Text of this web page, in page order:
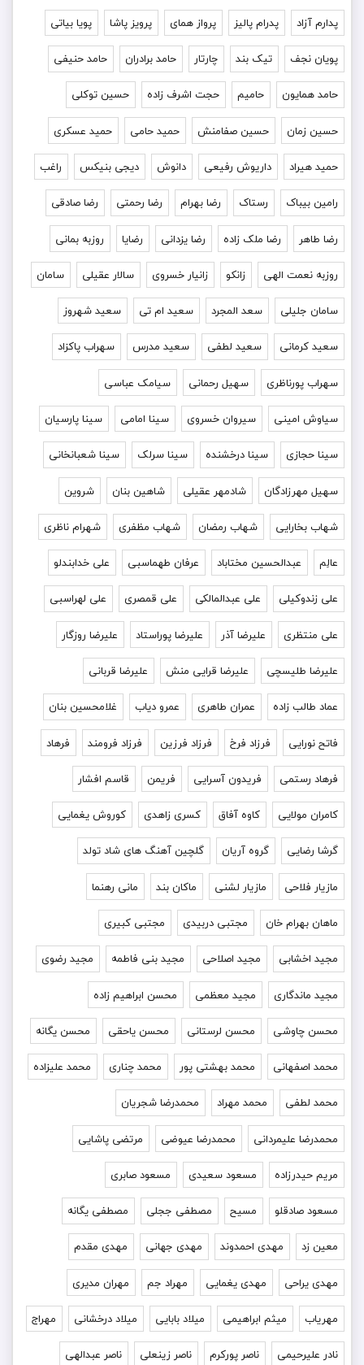
پدارم آزاد پدرام پالیز پرواز همای پرویز پاشا پویا بیاتی
پویان نجف تیک بند چارتار حامد برادران حامد حنیفی
حامد همایون حامیم حجت اشرف زاده حسین توکلی
حسین زمان حسین صفامنش حمید حامی حمید عسکری
حمید هیراد داریوش رفیعی دانوش دیجی بنیکس راغب
رامین بیباک رستاک رضا بهرام رضا رحمتی رضا صادقی
رضا طاهر رضا ملک زاده رضا یزدانی رضایا روزبه بمانى
روزبه نعمت الهی زانکو زانیار خسروی سالار عقیلی سامان
سامان جلیلی سعد المجرد سعید ام تی سعید شهروز
سعید کرمانی سعید لطفی سعید مدرس سهراب پاکزاد
سهراب پورناظری سهیل رحمانی سیامک عباسی
سیاوش امینی سیروان خسروی سینا امامی سینا پارسیان
سینا حجازی سینا درخشنده سینا سرلک سینا شعبانخانی
سهیل مهرزادگان شادمهر عقیلی شاهین بنان شروین
شهاب بخارایی شهاب رمضان شهاب مظفری شهرام ناظری
عالِم عبدالحسین مختاباد عرفان طهماسبی علی خدابندلو
علی زندوکیلی علی عبدالمالکی علی قمصری علی لهراسبی
علی منتظری علیرضا آذر علیرضا پوراستاد علیرضا روزگار
علیرضا طلیسچی علیرضا قرایی منش علیرضا قربانی
عماد طالب زاده عمران طاهری عمرو دیاب غلامحسین بنان
فاتح نورایی فرزاد فرخ فرزاد فرزین فرزاد فرومند فرهاد
فرهاد رستمی فریدون آسرایی فریمن قاسم افشار
کامران مولایی کاوه آفاق کسری زاهدی کوروش یغمایی
گرشا رضایی گروه آریان گلچین آهنگ های شاد تولد
مازیار فلاحی مازیار لشنی ماکان بند مانی رهنما
ماهان بهرام خان مجتبی دربیدی مجتبی کبیری
مجید اخشابی مجید اصلاحی مجید بنی فاطمه مجید رضوی
مجید ماندگاری مجید معظمی محسن ابراهیم زاده
محسن چاوشی محسن لرستانی محسن یاحقی محسن یگانه
محمد اصفهانی محمد بهشتی پور محمد چناری محمد علیزاده
محمد لطفی محمد مهراد محمدرضا شجریان
محمدرضا علیمردانی محمدرضا عیوضی مرتضی پاشایی
مریم حیدرزاده مسعود سعیدی مسعود صابری
مسعود صادقلو مسیح مصطفی ججلی مصطفی یگانه
معین زد مهدی احمدوند مهدی جهانی مهدی مقدم
مهدی یراحی مهدی یغمایی مهراد جم مهران مدیری
مهریاب میثم ابراهیمی میلاد بابایی میلاد درخشانی مهراج
نادر علیرحیمی ناصر پورکرم ناصر زینعلی ناصر عبدالهی